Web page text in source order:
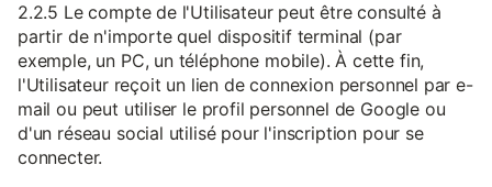
2.2.5 Le compte de l'Utilisateur peut être consulté à
partir de n'importe quel dispositif terminal (par
exemple, un PC, un téléphone mobile). À cette fin,
l'Utilisateur reçoit un lien de connexion personnel par e-
mail ou peut utiliser le profil personnel de Google ou
d'un réseau social utilisé pour l'inscription pour se
connecter.